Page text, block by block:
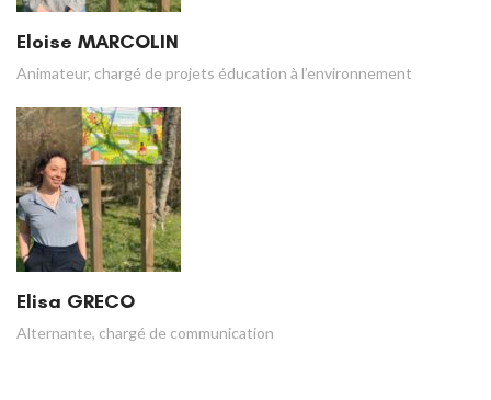
Eloise MARCOLIN
Animateur, chargé de projets éducation à l’environnement
Elisa GRECO
Alternante, chargé de communication